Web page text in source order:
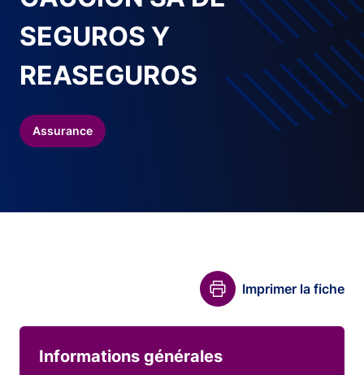
SEGUROS Y
REASEGUROS
Assurance
Imprimer la fiche
Informations générales